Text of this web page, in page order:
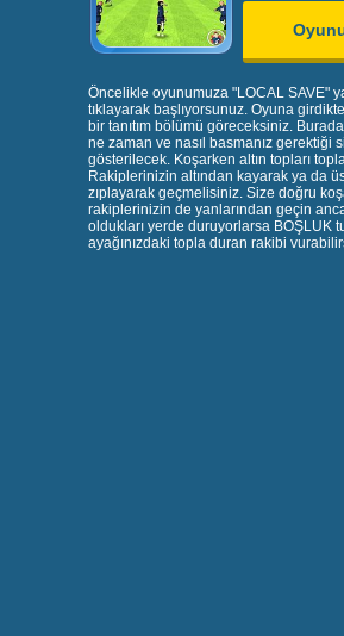
Öncelikle oyunumuza "LOCAL SAVE"
tıklayarak başlıyorsunuz. Oyuna
bir tanıtım bölümü göreceksiniz.
ne zaman ve nasıl basmanız gerektiği
gösterilecek. Koşarken altın topları
Rakiplerinizin altından kayarak ya da
zıplayarak geçmelisiniz. Size doğru
rakiplerinizin de yanlarından geçin
oldukları yerde duruyorlarsa BOŞLUK
ayağınızdaki topla duran rakibi